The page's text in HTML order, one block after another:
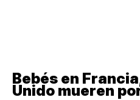
Bebés en
Unido mueren